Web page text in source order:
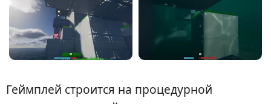
Геймплей строится на процедурной